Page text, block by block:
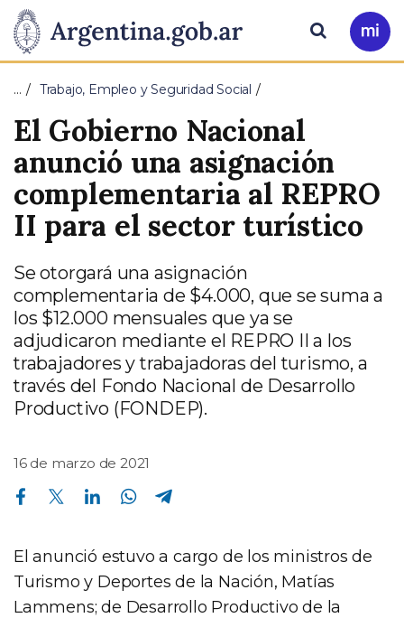
Presidencia
de
la
Nación
Pasar al contenido principal
Ir
a
Buscar
… Trabajo, Empleo y Seguridad Social
El Gobierno Nacional
anunció una asignación
complementaria al REPRO
II para el sector turístico
Se otorgará una asignación
complementaria de $4.000, que se suma a
los $12.000 mensuales que ya se
adjudicaron mediante el REPRO II a los
trabajadores y trabajadoras del turismo, a
través del Fondo Nacional de Desarrollo
Productivo (FONDEP).
16 de marzo de 2021
Compartir en Facebook Compartir en Twitter Compartir en Linkedin Compartir en Whatsapp
El anunció estuvo a cargo de los ministros de
Turismo y Deportes de la Nación, Matías
Lammens; de Desarrollo Productivo de la